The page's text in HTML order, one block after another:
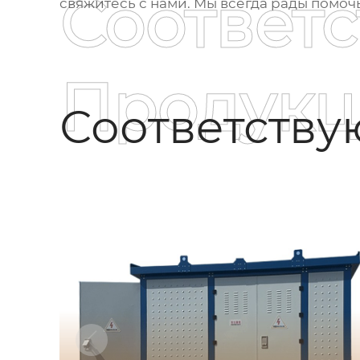
свяжитесь с нами. Мы всегда рады